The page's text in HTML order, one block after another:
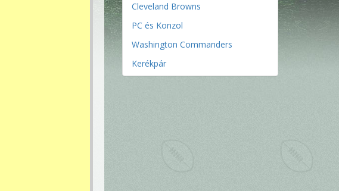
Cleveland Browns
PC és Konzol
Washington Commanders
Kerékpár